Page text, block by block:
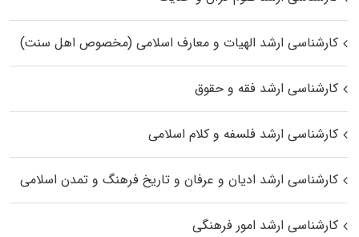
کارشناسی ارشد الهیات و معارف اسلامی (مخصوص اهل سنت)
کارشناسی ارشد فقه و حقوق
کارشناسی ارشد فلسفه و کلام اسلامی
کارشناسی ارشد ادیان و عرفان و تاریخ فرهنگ و تمدن اسلامی
کارشناسی ارشد امور فرهنگی